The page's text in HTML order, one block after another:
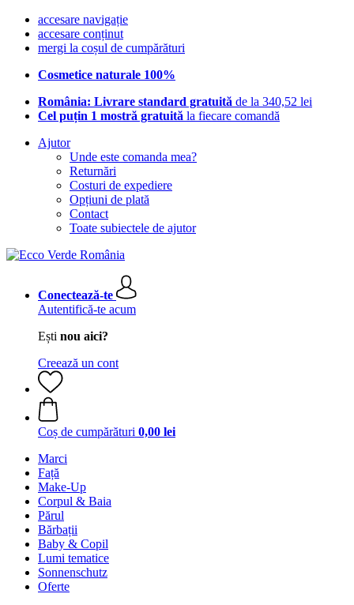
accesare navigație
accesare conținut
mergi la coșul de cumpărături
Cosmetice naturale 100%
România: Livrare standard gratuită de la 340,52 lei
Cel puțin 1 mostră gratuită la fiecare comandă
Ajutor
Unde este comanda mea?
Returnări
Costuri de expediere
Opțiuni de plată
Contact
Toate subiectele de ajutor
Conectează-te
Autentifică-te acum
Ești nou aici?
Creează un cont
Coș de cumpărături 0,00 lei
Marci
Față
Make-Up
Corpul & Baia
Părul
Bărbații
Baby & Copil
Lumi tematice
Sonnenschutz
Oferte